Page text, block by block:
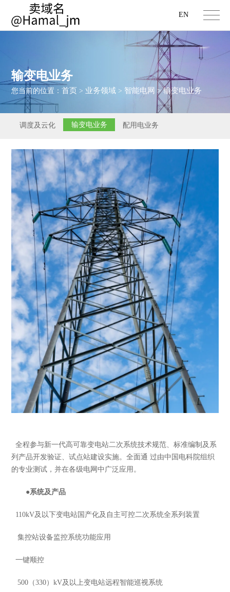
EN
输变电业务
您当前的位置：首页 > 业务领域 > 智能电网 >输变电业务
调度及云化 输变电业务 配用电业务
全程参与新一代高可靠变电站二次系统技术规范、标准编制及系
列产品开发验证、试点站建设实施。全面通 过由中国电科院组织
的专业测试，并在各级电网中广泛应用。
●系统及产品
110kV及以下变电站国产化及自主可控二次系统全系列装置
集控站设备监控系统功能应用
一键顺控
500（330）kV及以上变电站远程智能巡视系统